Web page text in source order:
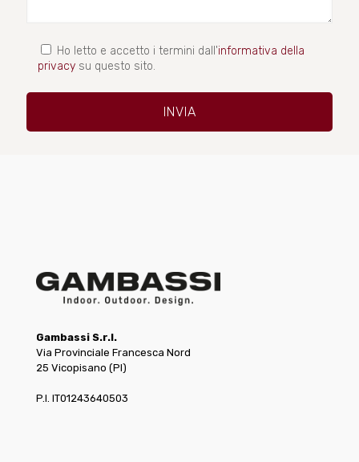
Ho letto e accetto i termini dall'informativa della
privacy su questo sito.
Gambassi S.r.l.
Via Provinciale Francesca Nord
25 Vicopisano (PI)
P.I. IT01243640503